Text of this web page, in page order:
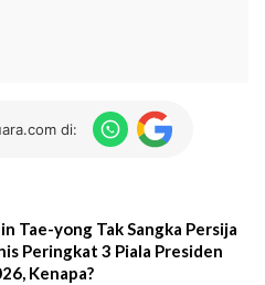
di:
Tae-yong Tak Sangka Persija
Peringkat 3 Piala Presiden
Kenapa?